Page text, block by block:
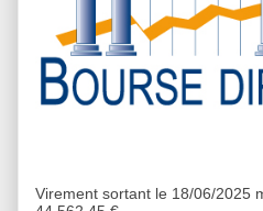
Virement sortant le 18/06/2025